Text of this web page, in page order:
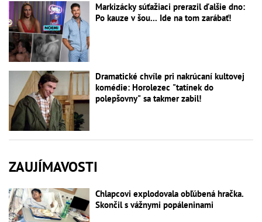
Markizácky súťažiaci prerazil ďalšie dno:
Po kauze v šou... Ide na tom zarábať!
Dramatické chvíle pri nakrúcaní kultovej
komédie: Horolezec "tatínek do
polepšovny" sa takmer zabil!
ZAUJÍMAVOSTI
Chlapcovi explodovala obľúbená hračka.
Skončil s vážnymi popáleninami